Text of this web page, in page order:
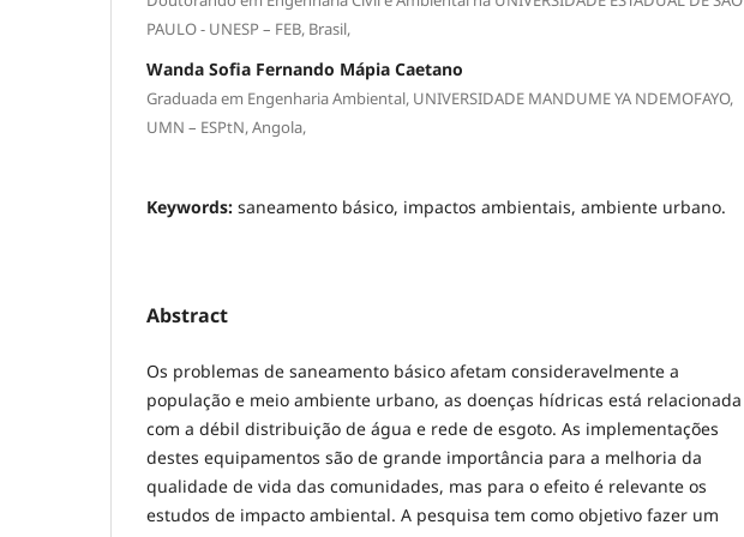
PAULO - UNESP – FEB, Brasil,
Wanda Sofia Fernando Mápia Caetano
Graduada em Engenharia Ambiental, UNIVERSIDADE MANDUME YA NDEMOFAYO,
UMN – ESPtN, Angola,
Keywords: saneamento básico, impactos ambientais, ambiente urbano.
Abstract
Os problemas de saneamento básico afetam consideravelmente a
população e meio ambiente urbano, as doenças hídricas está relacionada
com a débil distribuição de água e rede de esgoto. As implementações
destes equipamentos são de grande importância para a melhoria da
qualidade de vida das comunidades, mas para o efeito é relevante os
estudos de impacto ambiental. A pesquisa tem como objetivo fazer um